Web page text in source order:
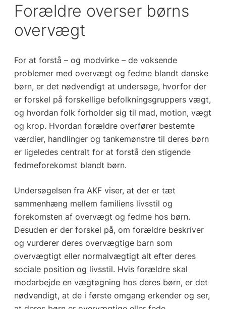
Forældre overser børns
overvægt
For at forstå – og modvirke – de voksende
problemer med overvægt og fedme blandt danske
børn, er det nødvendigt at undersøge, hvorfor der
er forskel på forskellige befolkningsgruppers vægt,
og hvordan folk forholder sig til mad, motion, vægt
og krop. Hvordan forældre overfører bestemte
værdier, handlinger og tankemønstre til deres børn
er ligeledes centralt for at forstå den stigende
fedmeforekomst blandt børn.
Undersøgelsen fra AKF viser, at der er tæt
sammenhæng mellem familiens livsstil og
forekomsten af overvægt og fedme hos børn.
Desuden er der forskel på, om forældre beskriver
og vurderer deres overvægtige barn som
overvægtigt eller normalvægtigt alt efter deres
sociale position og livsstil. Hvis forældre skal
modarbejde en vægtøgning hos deres børn, er det
nødvendigt, at de i første omgang erkender og ser,